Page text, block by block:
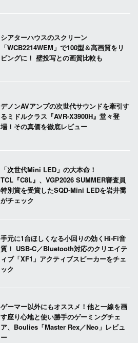
シアターハウスのスクリーン
「WCB2214WEM」で100型＆高画質をリ
ビングに！ 壁投写との画質比較も
デノンAVアンプの次世代サウンドを牽引す
るミドルクラス『AVR-X3900H』堂々登
場！その真価を徹底レビュー
「次世代Mini LED」の大本命！
TCL『C8L』、VGP2026 SUMMER審査員
特別賞を受賞したSQD-Mini LEDを岩井喬
がチェック
手元に1台ほしくなる小回りの効くHi-Fi音
質！ USB-C／Bluetooth対応のクリエイテ
ィブ「XF1」アクティブスピーカーをチェ
ック
ゲーマー以外にもオススメ！他と一線を画
す座り心地と使い勝手のゲーミングチェ
ア、Boulies「Master Rex／Neo」レビュ
ー